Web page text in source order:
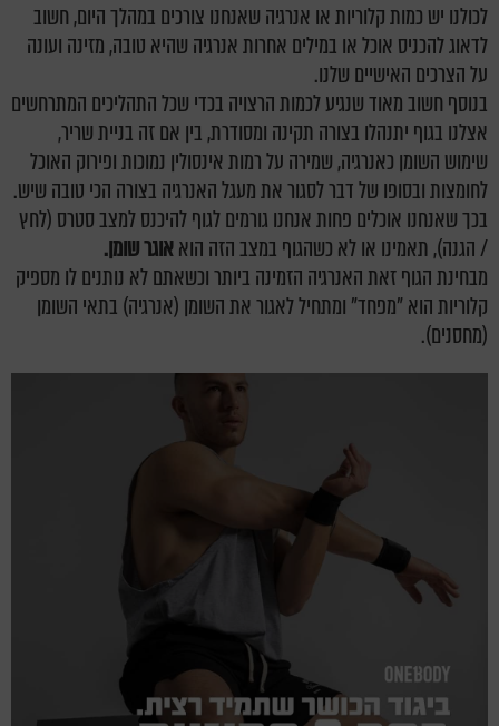
לכולנו יש כמות קלוריות או אנרגיה שאנחנו צורכים במהלך היום, חשוב
לדאוג להכניס אוכל או במילים אחרות אנרגיה שהיא טובה, מזינה ועונה
על הצרכים האישיים שלנו.
בנוסף חשוב מאוד שנגיע לכמות הרצויה בכדי שכל התהליכים המתרחשים
אצלנו בגוף יתנהלו בצורה תקינה ומסודרת, בין אם זה בניית שריר,
שימוש השומן כאנרגיה, שמירה על רמות אינסולין נמוכות ופירוק האוכל
לחומצות ובסופו של דבר לסגור את מעגל האנרגיה בצורה הכי טובה שיש.
בכך שאנחנו אוכלים פחות אנחנו גורמים לגוף להיכנס למצב סטרס (לחץ
/ הגנה),תאמינו או לא כשהגוף במצב הזה הואאוגר שומן.
מבחינת הגוף זאת האנרגיה הזמינה ביותר וכשאתם לא נותנים לו מספיק
קלוריות הוא "מפחד" ומתחיל לאגור את השומן (אנרגיה) בתאי השומן
(מחסנים).